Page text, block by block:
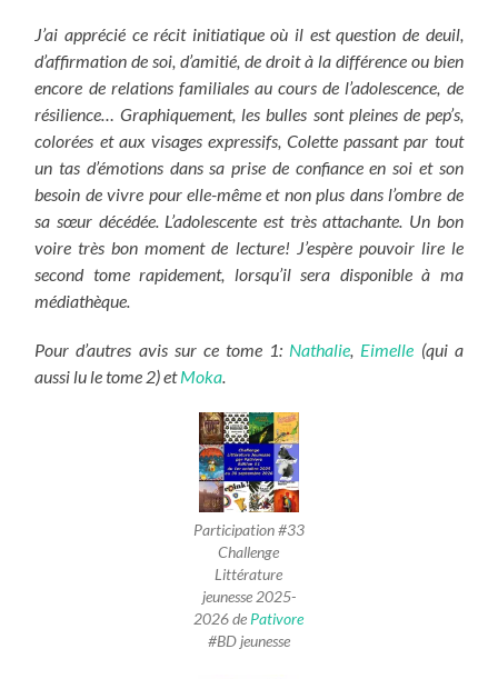
J’ai apprécié ce récit initiatique où il est question de deuil,
d’affirmation de soi, d’amitié, de droit à la différence ou bien
encore de relations familiales au cours de l’adolescence, de
résilience… Graphiquement, les bulles sont pleines de pep’s,
colorées et aux visages expressifs, Colette passant par tout
un tas d’émotions dans sa prise de confiance en soi et son
besoin de vivre pour elle-même et non plus dans l’ombre de
sa sœur décédée. L’adolescente est très attachante. Un bon
voire très bon moment de lecture! J’espère pouvoir lire le
second tome rapidement, lorsqu’il sera disponible à ma
médiathèque.
Pour d’autres avis sur ce tome 1: Nathalie Eimelle (qui a
aussi lu le tome 2) etMoka
Participation #33
Challenge
Littérature
jeunesse 2025-
2026 dePativore
#BD jeunesse